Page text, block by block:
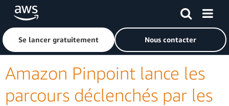
Passer au contenu principal
Cliquer ici pour revenir à la page d'accueil d'Amazon Web
Se lancer gratuitement Nous contacter
Amazon Pinpoint lance les
parcours déclenchés par les